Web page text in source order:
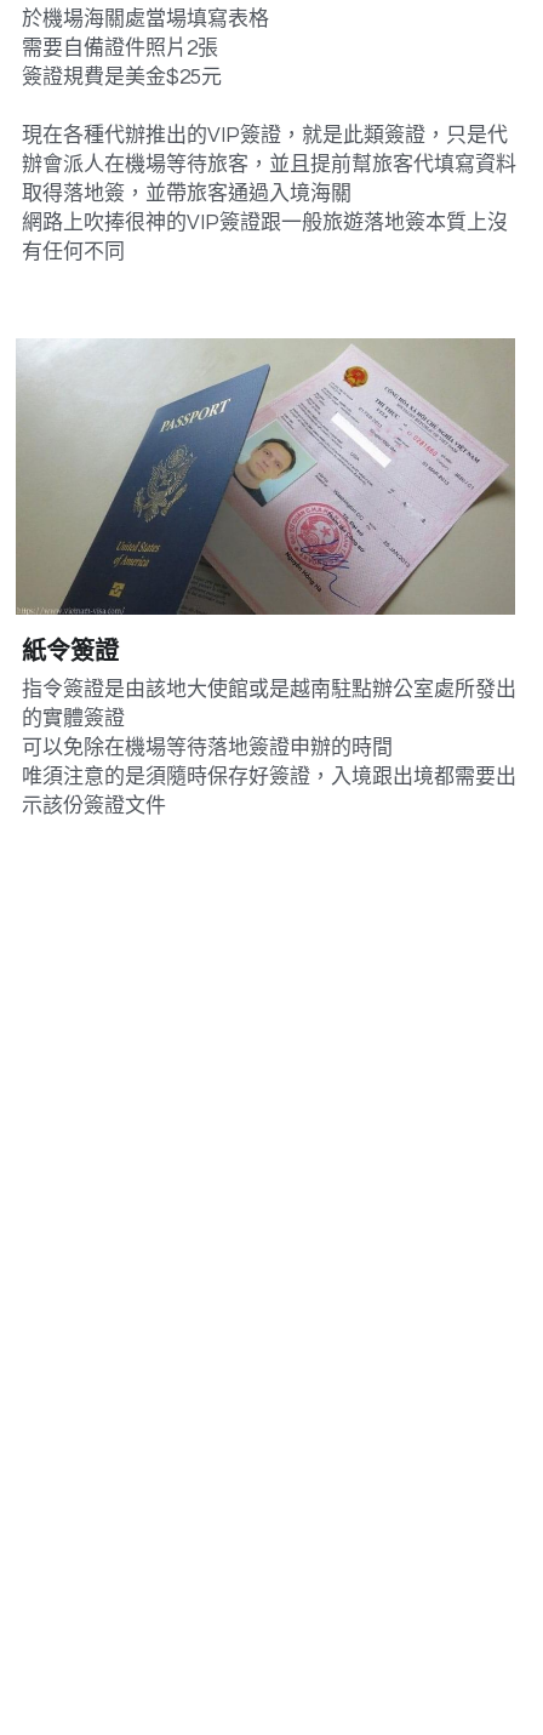
於機場海關處當場填寫表格
需要自備證件照片2張
簽證規費是美金$25元
現在各種代辦推出的VIP簽證，就是此類簽證，只是代
辦會派人在機場等待旅客，並且提前幫旅客代填寫資料
取得落地簽，並帶旅客通過入境海關
網路上吹捧很神的VIP簽證跟一般旅遊落地簽本質上沒
有任何不同
紙令簽證
指令簽證是由該地大使館或是越南駐點辦公室處所發出
的實體簽證
可以免除在機場等待落地簽證申辦的時間
唯須注意的是須隨時保存好簽證，入境跟出境都需要出
示該份簽證文件